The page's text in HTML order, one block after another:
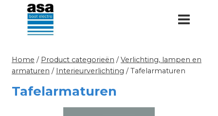
Doorgaan
inhoud
Home / Product categorieën / Verlichting, lampen en
armaturen / Interieurverlichting / Tafelarmaturen
Tafelarmaturen